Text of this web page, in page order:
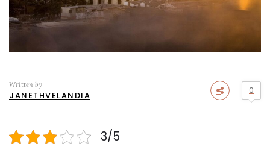
Written by
JANETHVELANDIA 0
3/5